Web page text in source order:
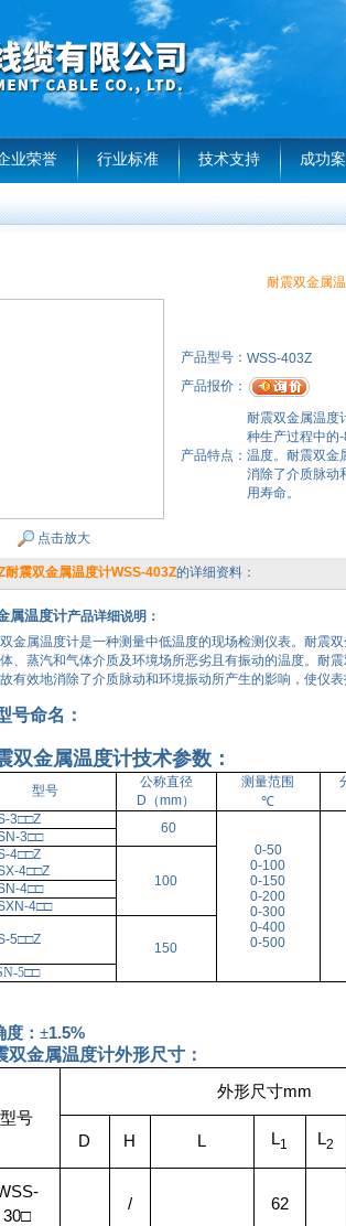
业荣誉 行业标准 技术支持 成功
耐震双金属
点击放大
产品型号： WSS-403Z
产品报价：
产品特点：
耐震双金属温度
种生产过程中的
温度。耐震双金
消除了介质脉动
用寿命。
耐震双金属温度计WSS-403Z的详细资料：
属温度计产品详细说明：
金属温度计是一种测量中低温度的现场检测仪表。耐
、蒸汽和气体介质及环境场所恶劣且有振动的温度。耐
有效地消除了介质脉动和环境振动所产生的影响，使仪
号命名：
双金属温度计技术参数：
型号
公称直径
D（mm）
测量范围
℃
3□□Z
60
0-50
0-100
0-150
0-200
0-300
0-400
0-500
3□□
4□□Z
4□□Z
100
4□□
4□□
5□□Z
150
5□□
度：±1.5%
双金属温度计外形尺寸：
型号
外形尺寸mm
D H L L1 L2
30□
/ 62